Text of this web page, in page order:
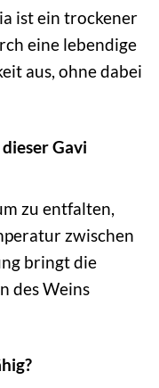
ist ein trockener
eine lebendige
aus, ohne dabei
Gavi
zu entfalten,
zwischen
bringt die
des Weins